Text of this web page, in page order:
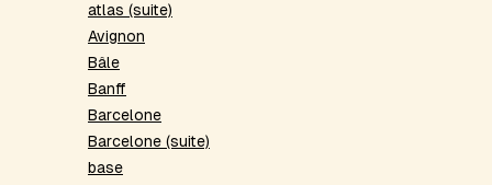
atlas (suite)
Avignon
Bâle
Banff
Barcelone
Barcelone (suite)
base